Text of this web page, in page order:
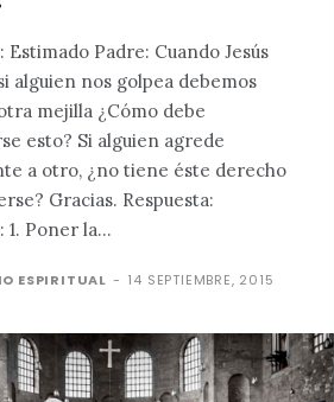
alguien nos golpea debemos
mejilla ¿Cómo debe
esto? Si alguien agrede
a otro, ¿no tiene éste derecho
Respuesta:
Estimado: 1. Poner la...
ESPIRITUAL - 14 SEPTIEMBRE, 2015